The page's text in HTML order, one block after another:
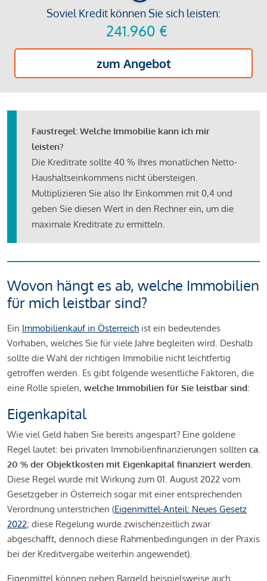
Soviel Kredit können Sie sich leisten:
241.960 €
zum Angebot
Faustregel: Welche Immobilie kann ich mir
leisten?
Die Kreditrate sollte 40 % Ihres monatlichen Netto-
Haushaltseinkommens nicht übersteigen.
Multiplizieren Sie also Ihr Einkommen mit 0,4 und
geben Sie diesen Wert in den Rechner ein, um die
maximale Kreditrate zu ermitteln.
Wovon hängt es ab, welche Immobilien
für mich leistbar sind?
Ein Immobilienkauf in Österreich ist ein bedeutendes
Vorhaben, welches Sie für viele Jahre begleiten wird. Deshalb
sollte die Wahl der richtigen Immobilie nicht leichtfertig
getroffen werden. Es gibt folgende wesentliche Faktoren, die
eine Rolle spielen, welche Immobilien für Sie leistbar sind:
Eigenkapital
Wie viel Geld haben Sie bereits angespart? Eine goldene
Regel lautet: bei privaten Immobilienfinanzierungen sollten ca.
20 % der Objektkosten mit Eigenkapital finanziert werden.
Diese Regel wurde mit Wirkung zum 01. August 2022 vom
Gesetzgeber in Österreich sogar mit einer entsprechenden
Verordnung unterstrichen (Eigenmittel-Anteil: Neues Gesetz
2022; diese Regelung wurde zwischenzeitlich zwar
abgeschafft, dennoch diese Rahmenbedingungen in der Praxis
bei der Kreditvergabe weiterhin angewendet).
Eigenmittel können neben Bargeld beispielsweise auch